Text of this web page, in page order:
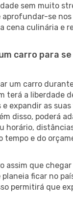
sem muito
aprofundar-se
cena culinária e
carro para
um carro
terá a liberdade
expandir as
disso, poderá
horário,
tempo e do
assim que chegar
ficar no
permitirá que